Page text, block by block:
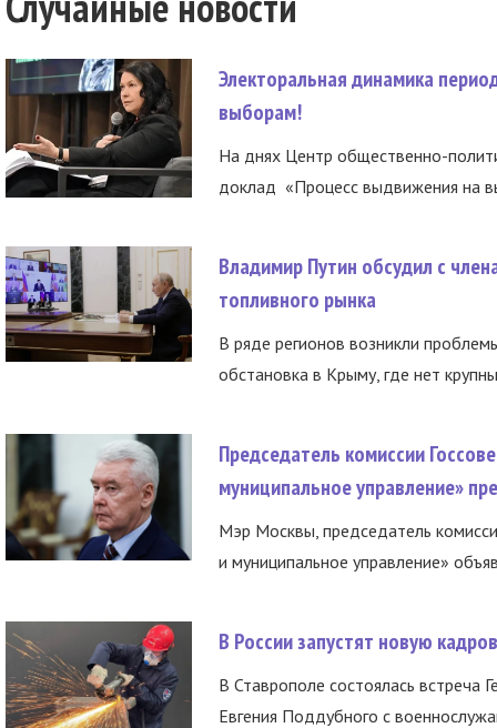
Электоральная динамика
выборам!
На днях Центр общественно-
доклад «Процесс выдвижения на
Владимир Путин обсудил с
топливного рынка
В ряде регионов возникли
обстановка в Крыму, где нет
Председатель комиссии
муниципальное управление»
Мэр Москвы, председатель
и муниципальное управление»
В России запустят новую
В Ставрополе состоялась встреча
Евгения Поддубного с